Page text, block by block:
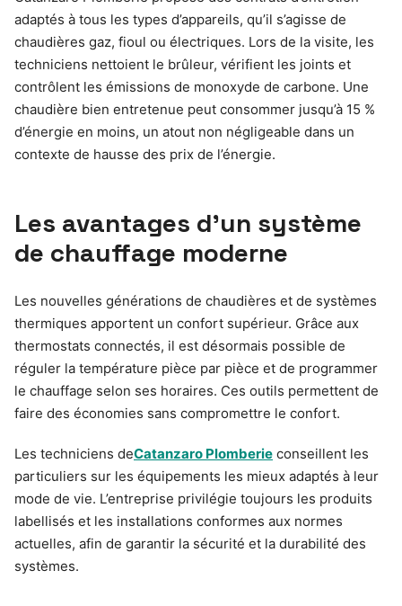
adaptés à tous les types d’appareils, qu’il s’agisse de
chaudières gaz, fioul ou électriques. Lors de la visite, les
techniciens nettoient le brûleur, vérifient les joints et
contrôlent les émissions de monoxyde de carbone. Une
chaudière bien entretenue peut consommer jusqu’à 15 %
d’énergie en moins, un atout non négligeable dans un
contexte de hausse des prix de l’énergie.
Les avantages d’un système
de chauffage moderne
Les nouvelles générations de chaudières et de systèmes
thermiques apportent un confort supérieur. Grâce aux
thermostats connectés, il est désormais possible de
réguler la température pièce par pièce et de programmer
le chauffage selon ses horaires. Ces outils permettent de
faire des économies sans compromettre le confort.
Les techniciens deCatanzaro Plomberie conseillent les
particuliers sur les équipements les mieux adaptés à leur
mode de vie. L’entreprise privilégie toujours les produits
labellisés et les installations conformes aux normes
actuelles, afin de garantir la sécurité et la durabilité des
systèmes.